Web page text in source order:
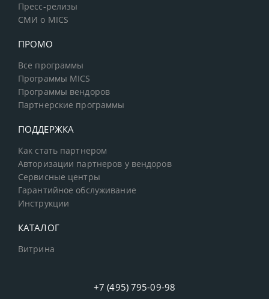
Пресс-релизы
СМИ о MICS
ПРОМО
Все программы
Программы MICS
Программы вендоров
Партнерские программы
ПОДДЕРЖКА
Как стать партнером
Авторизации партнеров у вендоров
Сервисные центры
Гарантийное обслуживание
Инструкции
КАТАЛОГ
Витрина
+7 (495) 795-09-98